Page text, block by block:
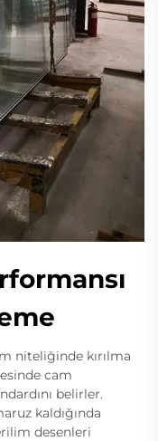
niteliğinde kırılma
cam
belirler.
kaldığında
desenleri